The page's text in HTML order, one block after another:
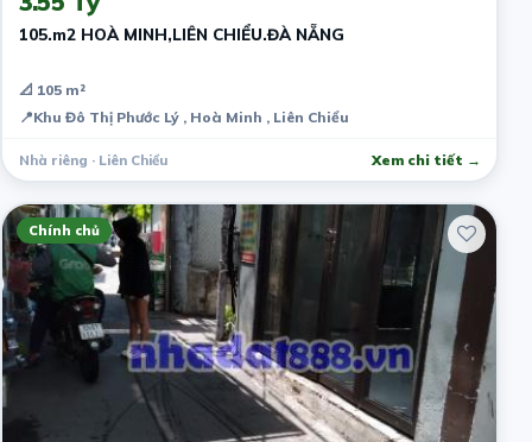
105.m2 HOÀ MINH,LIÊN CHIỂU.ĐÀ NẴNG
📐 105 m²
📍Khu Đô Thị Phước Lý , Hoà Minh , Liên Chiểu
Nhà riêng · Liên Chiểu Xem chi tiết →
Chính chủ